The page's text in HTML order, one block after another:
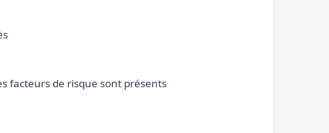
facteurs de risque sont présents